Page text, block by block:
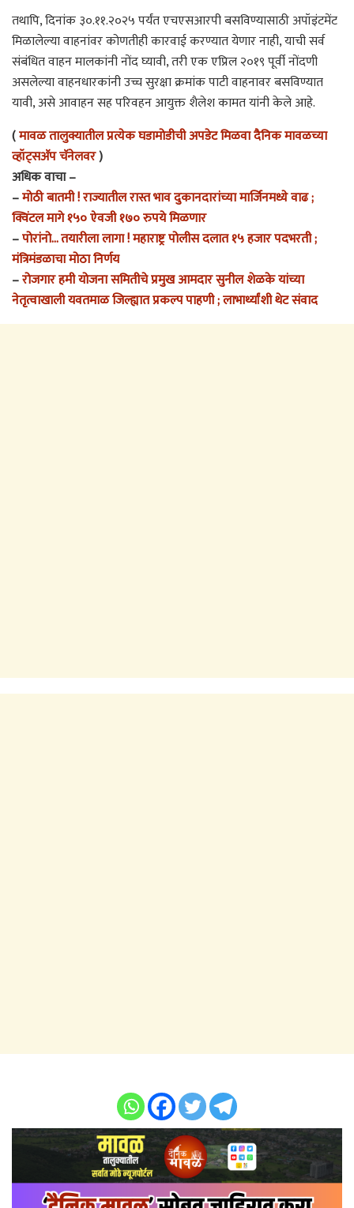
तथापि, दिनांक ३०.११.२०२५ पर्यंत एचएसआरपी बसविण्यासाठी अपॉइंटमेंट
मिळालेल्या वाहनांवर कोणतीही कारवाई करण्यात येणार नाही, याची सर्व
संबंधित वाहन मालकांनी नोंद घ्यावी, तरी एक एप्रिल २०१९ पूर्वी नोंदणी
असलेल्या वाहनधारकांनी उच्च सुरक्षा क्रमांक पाटी वाहनावर बसविण्यात
यावी, असे आवाहन सह परिवहन आयुक्त शैलेश कामत यांनी केले आहे.
(मावळ तालुक्यातील प्रत्येक घडामोडीची अपडेट मिळवा दैनिक मावळच्या
व्हॉट्सअ‍ॅप चॅनेलवर)
अधिक वाचा –
–मोठी बातमी ! राज्यातील रास्त भाव दुकानदारांच्या मार्जिनमध्ये वाढ ;
क्विंटल मागे १५० ऐवजी १७० रुपये मिळणार
–पोरांनो… तयारीला लागा ! महाराष्ट्र पोलीस दलात १५ हजार पदभरती ;
मंत्रिमंडळाचा मोठा निर्णय
–रोजगार हमी योजना समितीचे प्रमुख आमदार सुनील शेळके यांच्या
नेतृत्वाखाली यवतमाळ जिल्ह्यात प्रकल्प पाहणी ; लाभार्थ्यांशी थेट संवाद